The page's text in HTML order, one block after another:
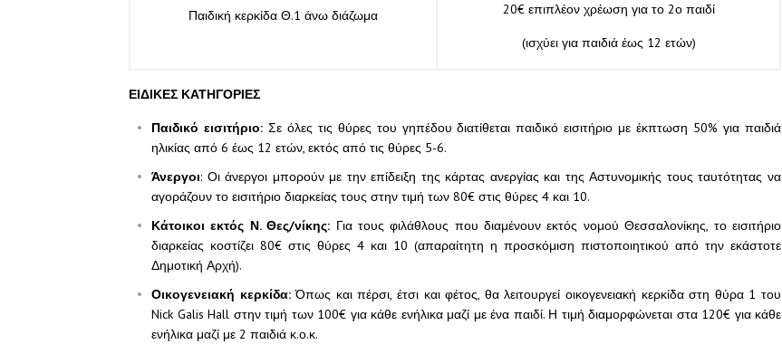
Παιδική κερκίδα Θ.1 άνω διάζωμα 20€ επιπλέον χρέωση για το 2ο παιδί
(ισχύει για παιδιά έως 12 ετών)
ΕΙΔΙΚΕΣ ΚΑΤΗΓΟΡΙΕΣ
Παιδικό εισιτήριο:Σε όλες τις θύρες του γηπέδου διατίθεται παιδικό εισιτήριο με έκπτωση 50% για παιδιά
ηλικίας από 6 έως 12 ετών, εκτός από τις θύρες 5-6.
Άνεργοι: Οι άνεργοι μπορούν με την επίδειξη της κάρτας ανεργίας και της Αστυνομικής τους ταυτότητας να
αγοράζουν το εισιτήριο διαρκείας τους στην τιμή των 80€ στις θύρες 4 και 10.
Κάτοικοι εκτός Ν. Θες/νίκης: Για τους φιλάθλους που διαμένουν εκτός νομού Θεσσαλονίκης, το εισιτήριο
διαρκείας κοστίζει 80€ στις θύρες 4 και 10 (απαραίτητη η προσκόμιση πιστοποιητικού από την εκάστοτε
Δημοτική Αρχή).
Οικογενειακή κερκίδα:Όπως και πέρσι, έτσι και φέτος, θα λειτουργεί οικογενειακή κερκίδα στη θύρα 1 του
Nick Galis Hall στην τιμή των 100€ για κάθε ενήλικα μαζί με ένα παιδί. Η τιμή διαμορφώνεται στα 120€ για κάθε
ενήλικα μαζί με 2 παιδιά κ.ο.κ.